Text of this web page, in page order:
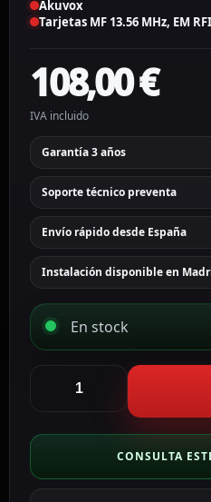
Akuvox
Tarjetas MF 13.56 MHz, EM
108,00€
IVA incluido
Garantía 3 años
Soporte técnico preventa
Envío rápido desde España
Instalación disponible en
En stock
tarjetas
MF
13.56
CONSULTA